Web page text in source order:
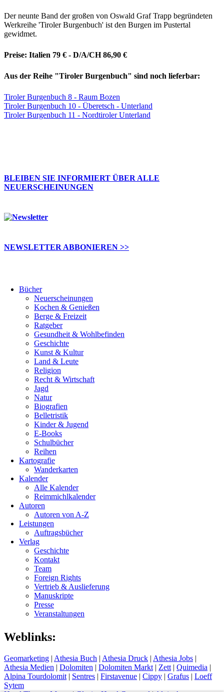
Der neunte Band der großen von Oswald Graf Trapp begründeten
Werkreihe 'Tiroler Burgenbuch' ist den Burgen im Pustertal
gewidmet.
Preise: Italien 79 € - D/A/CH 86,90 €
Aus der Reihe "Tiroler Burgenbuch" sind noch lieferbar:
Tiroler Burgenbuch 8 - Raum Bozen
Tiroler Burgenbuch 10 - Überetsch - Unterland
Tiroler Burgenbuch 11 - Nordtiroler Unterland
BLEIBEN SIE INFORMIERT ÜBER ALLE
NEUERSCHEINUNGEN
NEWSLETTER ABBONIEREN >>
Bücher
Neuerscheinungen
Kochen & Genießen
Berge & Freizeit
Ratgeber
Gesundheit & Wohlbefinden
Geschichte
Kunst & Kultur
Land & Leute
Religion
Recht & Wirtschaft
Jagd
Natur
Biografien
Belletristik
Kinder & Jugend
E-Books
Schulbücher
Reihen
Kartografie
Wanderkarten
Kalender
Alle Kalender
Reimmichlkalender
Autoren
Autoren von A-Z
Leistungen
Auftragsbücher
Verlag
Geschichte
Kontakt
Team
Foreign Rights
Vertrieb & Auslieferung
Manuskripte
Presse
Veranstaltungen
Weblinks:
Geomarketing | Athesia Buch | Athesia Druck | Athesia Jobs |
Athesia Medien | Dolomiten | Dolomiten Markt | Zett | Quimedia |
Alpina Tourdolomit | Sentres | Firstavenue | Cippy | Grafus | Loeff
Sytem